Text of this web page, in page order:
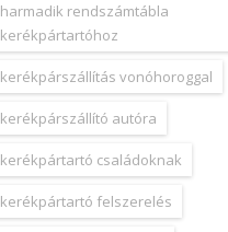
harmadik rendszámtábla
kerékpártartóhoz
kerékpárszállítás vonóhoroggal
kerékpárszállító autóra
kerékpártartó családoknak
kerékpártartó felszerelés